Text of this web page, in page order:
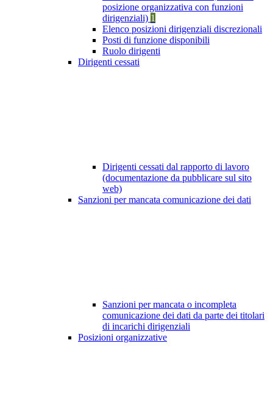
posizione organizzativa con funzioni
dirigenziali) 1
Elenco posizioni dirigenziali discrezionali
Posti di funzione disponibili
Ruolo dirigenti
Dirigenti cessati
Dirigenti cessati dal rapporto di lavoro
(documentazione da pubblicare sul sito
web)
Sanzioni per mancata comunicazione dei dati
Sanzioni per mancata o incompleta
comunicazione dei dati da parte dei titolari
di incarichi dirigenziali
Posizioni organizzative